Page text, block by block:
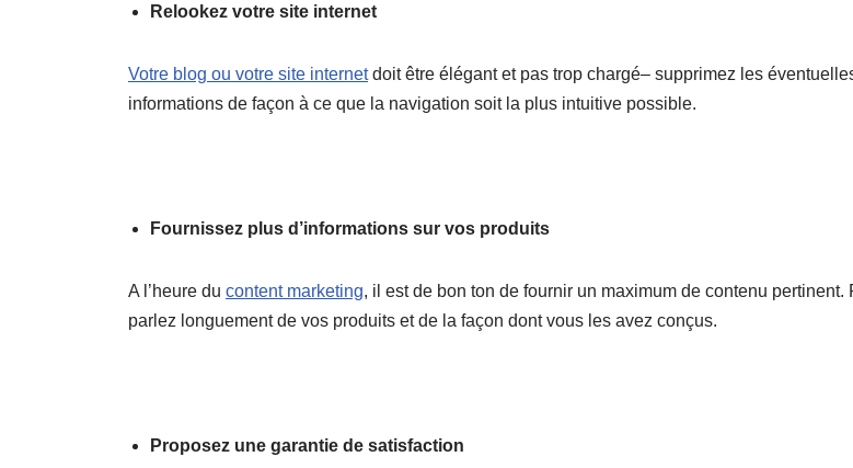
Relookez votre site internet
Votre blog ou votre site internetdoit être élégant et pas trop chargé– supprimez les
informations de façon à ce que la navigation soit la plus intuitive possible.
Fournissez plus d’informations sur vos produits
A l’heure du content marketing, il est de bon ton de fournir un maximum de contenu pertinent.
parlez longuement de vos produits et de la façon dont vous les avez conçus.
Proposez une garantie de satisfaction